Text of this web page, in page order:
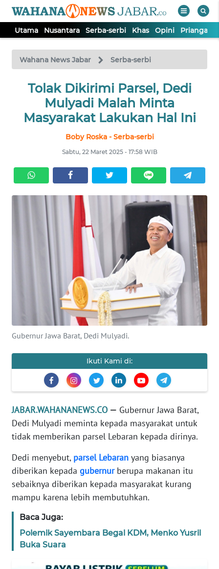
Utama Nusantara Serba-serbi Khas Opini Priangan
Wahana News Jabar Serba-serbi
Tolak Dikirimi Parsel, Dedi
Mulyadi Malah Minta
Masyarakat Lakukan Hal Ini
Boby Roska - Serba-serbi
Sabtu, 22 Maret 2025 - 17:58 WIB
Gubernur Jawa Barat, Dedi Mulyadi.
Ikuti Kami di:
JABAR.WAHANANEWS.CO — Gubernur Jawa Barat,
Dedi Mulyadi meminta kepada masyarakat untuk
tidak memberikan parsel Lebaran kepada dirinya.
Dedi menyebut, parsel Lebaran yang biasanya
diberikan kepada gubernurberupa makanan itu
sebaiknya diberikan kepada masyarakat kurang
mampu karena lebih membutuhkan.
Baca Juga:
Polemik Sayembara Begal KDM, Menko Yusril
Buka Suara
TV
Tutup
UTAMA
NUSANTARA
KHAS
PRIANGAN
SUKABUMI
PURWAKARTA
Informasi
INFO
IKLAN
TENTANG
KAMI
PEDOMAN
MEDIA
SIBER
REDAKSI